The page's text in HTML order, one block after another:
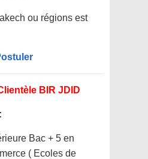
ou régions est
BIR JDID
Bac + 5 en
( Ecoles de